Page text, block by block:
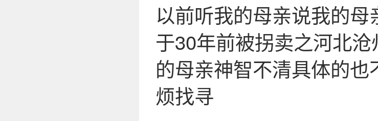
以前听我的母亲说我的母
于30年前被拐卖之河北
的母亲神智不清具体的
烦找寻